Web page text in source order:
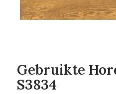
Gebruikte
S3834